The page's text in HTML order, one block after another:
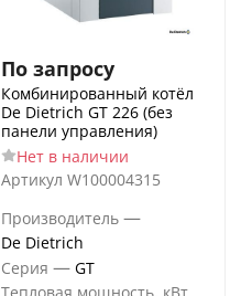
По запросу
Комбинированный котёл
De Dietrich GT 226 (без
панели управления)
Нет в наличии
Артикул W100004315
Производитель —
De Dietrich
Серия — GT